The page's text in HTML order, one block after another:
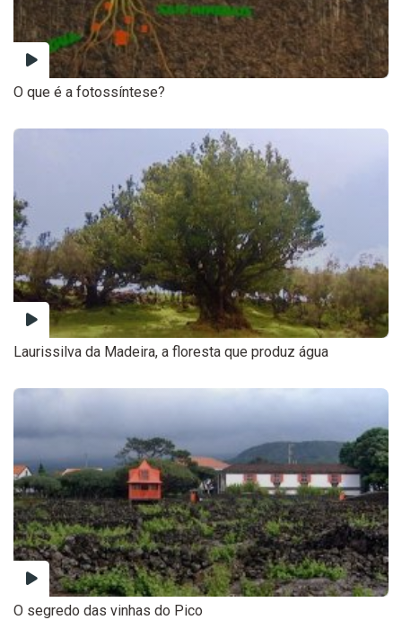
O que é a fotossíntese?
Laurissilva da Madeira, a floresta que produz água
O segredo das vinhas do Pico